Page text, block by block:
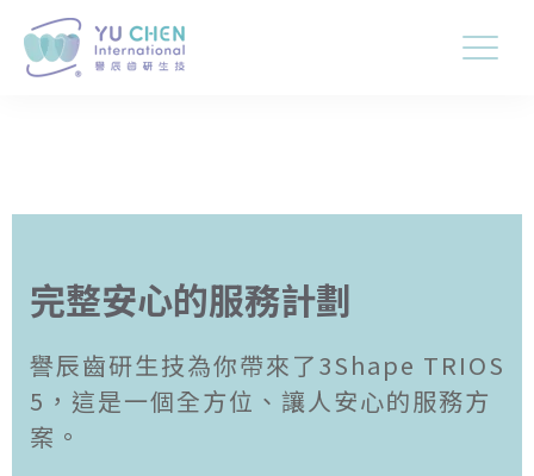
完整安心的服務計劃
譽辰齒研生技為你帶來了3Shape TRIOS
5，這是一個全方位、讓人安心的服務方
案。